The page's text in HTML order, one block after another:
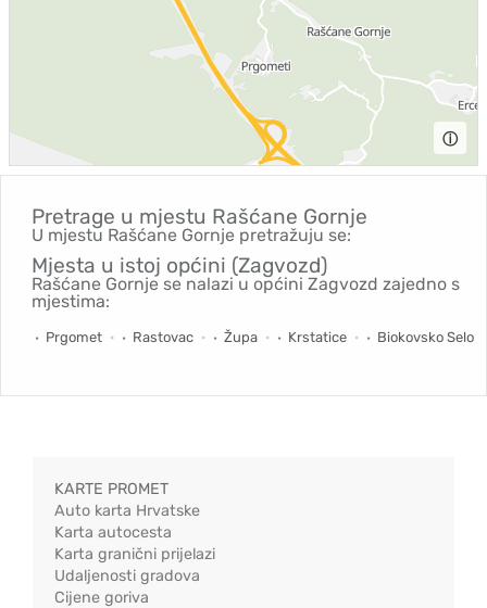
ⓘ
Pretrage u mjestu Rašćane Gornje
U mjestu Rašćane Gornje pretražuju se:
Mjesta u istoj općini (Zagvozd)
Rašćane Gornje se nalazi u općini Zagvozd zajedno s
mjestima:
Prgomet Rastovac Župa Krstatice Biokovsko Selo
KARTE PROMET
Auto karta Hrvatske
Karta autocesta
Karta granični prijelazi
Udaljenosti gradova
Cijene goriva